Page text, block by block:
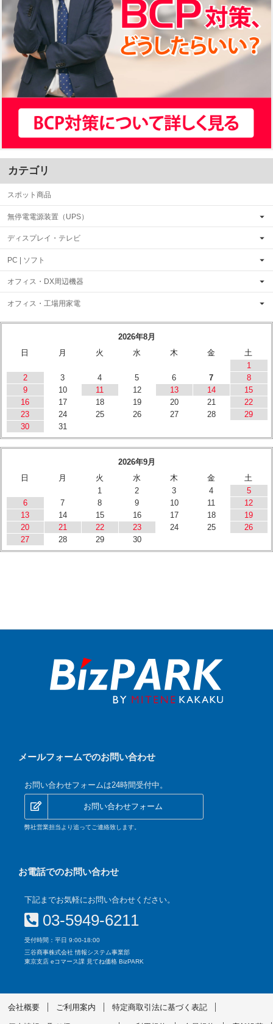
カテゴリ
スポット商品
無停電電源装置（UPS）
ディスプレイ・テレビ
PC | ソフト
オフィス・DX周辺機器
オフィス・工場用家電
2026年8月
日
月 火 水 木 金
土
1
2
3 4 5 6 7
8
9
10 11 12 13 14
15
16
17 18 19 20 21
22
23
24 25 26 27 28
29
30
31
2026年9月
日
月 火 水 木 金
土
1
2 3 4
5
6
7 8 9 10 11
12
13
14 15 16 17 18
19
20
21 22 23 24 25
26
27
28 29 30
メールフォームでのお問い合わせ
お問い合わせフォームは24時間受付中。
お問い合わせフォーム
弊社営業担当より追ってご連絡致します。
お電話でのお問い合わせ
下記までお気軽にお問い合わせください。
03-5949-6211
受付時間：平日 9:00-18:00
三谷商事株式会社 情報システム事業部
東京支店 eコマース課 見てね価格 BizPARK
会社概要 ご利用案内 特定商取引法に基づく表記